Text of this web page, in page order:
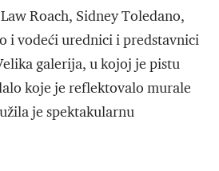
Roach, Sidney Toledano,
i vodeći urednici i predstavnici
galerija, u kojoj je pistu
koje je reflektovalo murale
je spektakularnu